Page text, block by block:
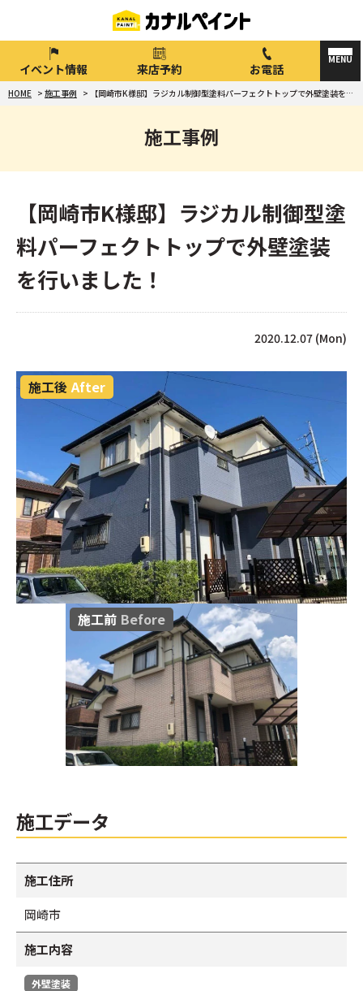
イベント情報 来店予約 お電話
HOME > 施工事例 > 【岡崎市K様邸】ラジカル制御型塗料パーフェクトトップで外壁塗装を行いました！
施工事例
【岡崎市K様邸】ラジカル制御型塗
料パーフェクトトップで外壁塗装
を行いました！
2020.12.07 (Mon)
施工前 Before
施工後 After
施工データ
施工住所
岡崎市
施工内容
外壁塗装